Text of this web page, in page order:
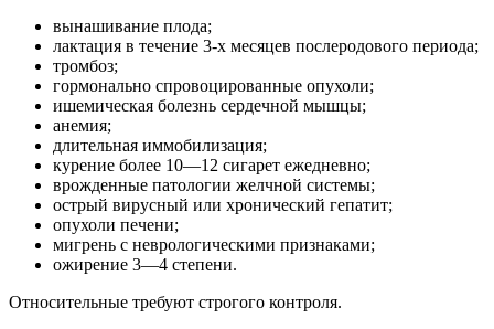
вынашивание плода;
лактация в течение 3-х месяцев послеродового периода;
тромбоз;
гормонально спровоцированные опухоли;
ишемическая болезнь сердечной мышцы;
анемия;
длительная иммобилизация;
курение более 10—12 сигарет ежедневно;
врожденные патологии желчной системы;
острый вирусный или хронический гепатит;
опухоли печени;
мигрень с неврологическими признаками;
ожирение 3—4 степени.
Относительные требуют строгого контроля.